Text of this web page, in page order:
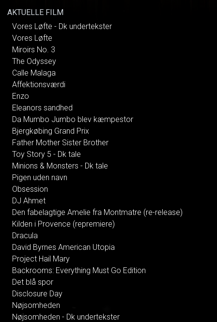
AKTUELLE FILM
Vores Løfte - Dk undertekster
Vores Løfte
Miroirs No. 3
The Odyssey
Calle Malaga
Affektionsværdi
Enzo
Eleanors sandhed
Da Mumbo Jumbo blev kæmpestor
Bjergkøbing Grand Prix
Father Mother Sister Brother
Toy Story 5 - Dk tale
Minions & Monsters - Dk tale
Pigen uden navn
Obsession
DJ Ahmet
Den fabelagtige Amelie fra Montmatre (re-release)
Kilden i Provence (repremiere)
Dracula
David Byrnes American Utopia
Project Hail Mary
Backrooms: Everything Must Go Edition
Det blå spor
Disclosure Day
Nøjsomheden
Nøjsomheden - Dk undertekster